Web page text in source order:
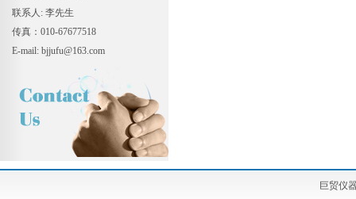
联系人: 李先生
传真：010-67677518
E-mail: bjjufu@163.com
巨贸仪